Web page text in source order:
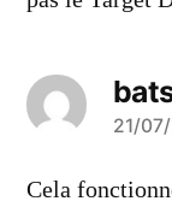
a
dit :
21/
Cela